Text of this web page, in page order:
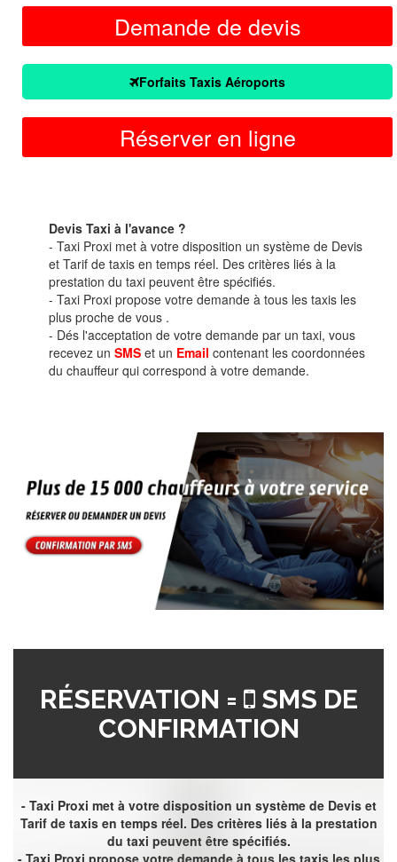
Demande de devis
Forfaits Taxis Aéroports
Réserver en ligne
Devis Taxi à l'avance ?
- Taxi Proxi met à votre disposition un système de Devis
et Tarif de taxis en temps réel. Des critères liés à la
prestation du taxi peuvent être spécifiés.
- Taxi Proxi propose votre demande à tous les taxis les
plus proche de vous .
- Dés l'acceptation de votre demande par un taxi, vous
recevez un SMS et un Email contenant les coordonnées
du chauffeur qui correspond à votre demande.
RÉSERVATION =
SMS DE
CONFIRMATION
- Taxi Proxi met à votre disposition un système de Devis et
Tarif de taxis en temps réel. Des critères liés à la prestation
du taxi peuvent être spécifiés.
- Taxi Proxi propose votre demande à tous les taxis les plus